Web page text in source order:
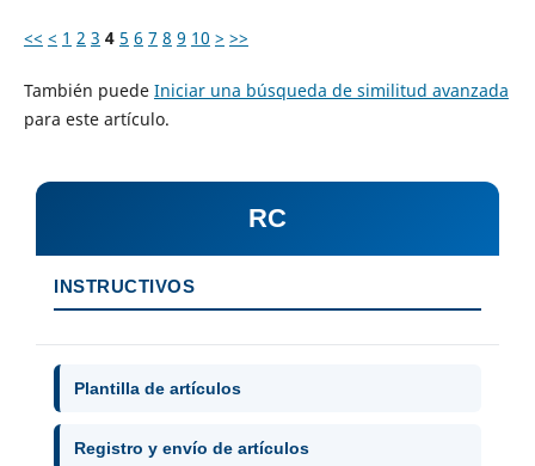
<< < 1 2 3 4 5 6 7 8 9 10 > >>
También puede Iniciar una búsqueda de similitud avanzada
para este artículo.
RC
INSTRUCTIVOS
Plantilla de artículos
Registro y envío de artículos